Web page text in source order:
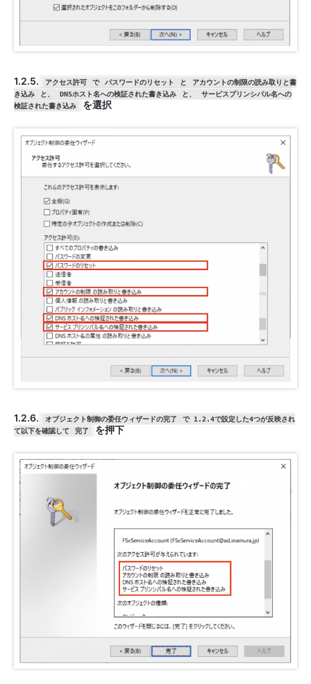
1.2.5. アクセス許可 で パスワードのリセット と
アカウントの制限の読み取りと書
き込み
と、 DNSホスト名への検証された書き込み と、
サービスプリンシパル名への
検証された書き込み
を選択
1.2.6. オブジェクト制御の委任ウィザードの完了
で 1.2.4で設定した4つが反映され
て以下を確認して
完了 を押下